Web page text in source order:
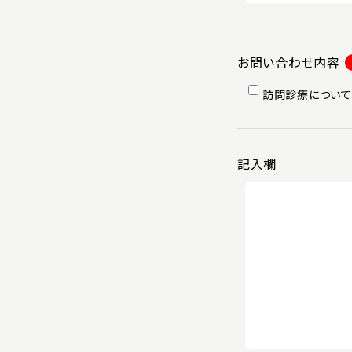
お問い合わせ内容
訪問診療について
記入欄